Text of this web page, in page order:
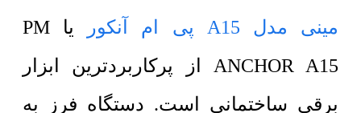
مینی مدل A15 پی ام آنکور یا PM
ANCHOR A15
از پرکاربردترین ابزار
برقی ساختمانی است. دستگاه فرز به